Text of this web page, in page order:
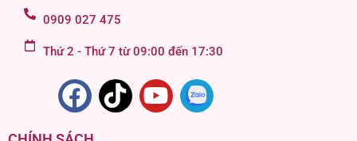
0909 027 475
Thứ 2 - Thứ 7 từ 09:00 đến 17:30